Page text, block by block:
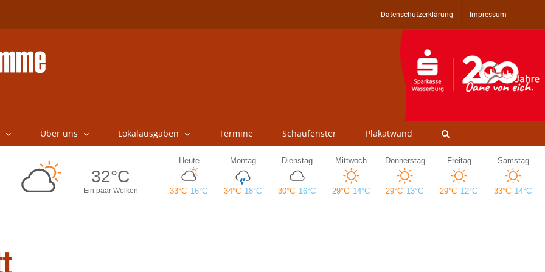
Datenschutzerklärung Impressum
Über uns Lokalausgaben Termine Schaufenster Plakatwand